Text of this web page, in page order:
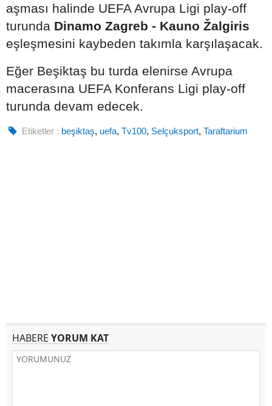
aşması halinde UEFA Avrupa Ligi play-off
turunda Dinamo Zagreb - Kauno Žalgiris
eşleşmesini kaybeden takımla karşılaşacak.
Eğer Beşiktaş bu turda elenirse Avrupa
macerasına UEFA Konferans Ligi play-off
turunda devam edecek.
Etiketler : beşiktaş, uefa,Tv100, Selçuksport,Taraftarium
HABERE YORUM KAT